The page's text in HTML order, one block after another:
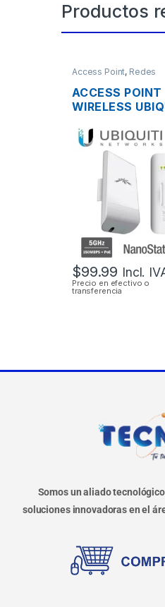
Productos
Access Point, Redes
ACCESS POINT
WIRELESS
LOCOM5
13DBI MIMO
150MBPS + POE
OUTDOOR
$99.99 Incl.
Precio en efectivo o
transferencia
Somos un aliado
soluciones innovadoras en el